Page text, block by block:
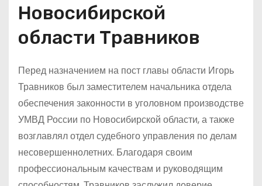
Новосибирской
области Травников
Перед назначением на пост главы области Игорь
Травников был заместителем начальника отдела
обеспечения законности в уголовном производстве
УМВД России по Новосибирской области, а также
возглавлял отдел судебного управления по делам
несовершеннолетних. Благодаря своим
профессиональным качествам и руководящим